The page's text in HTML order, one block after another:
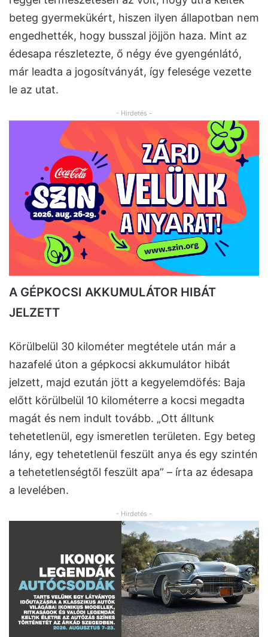
beteg gyermekükért, hiszen ilyen állapotban nem
engedhették, hogy busszal jöjjön haza. Mint az
édesapa részletezte, ő négy éve gyengénlátó,
már leadta a jogosítványát, így felesége vezette
le az utat.
- Hirdetés -
A GÉPKOCSI AKKUMULÁTOR HIBÁT
JELZETT
Körülbelül 30 kilométer megtétele után már a
hazafelé úton a gépkocsi akkumulátor hibát
jelzett, majd ezután jött a kegyelemdöfés: Baja
előtt körülbelül 10 kilométerre a kocsi megadta
magát és nem indult tovább. „Ott álltunk
tehetetlenül, egy ismeretlen területen. Egy beteg
lány, egy tehetetlenül feszült anya és egy szintén
a tehetetlenségtől feszült apa” – írta az édesapa
a levelében.
- Hirdetés -